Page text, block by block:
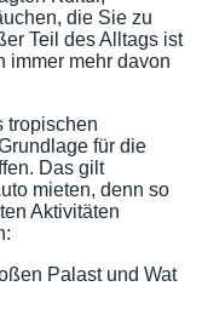
die Sie zu
Teil des Alltags ist
immer mehr davon
tropischen
für die
Das gilt
mieten, denn so
Aktivitäten
Palast und Wat